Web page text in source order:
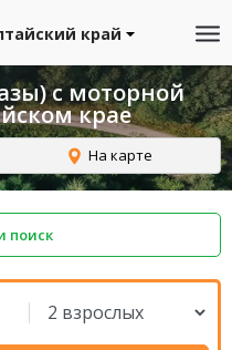
край
с моторной
крае
На карте
поиск район